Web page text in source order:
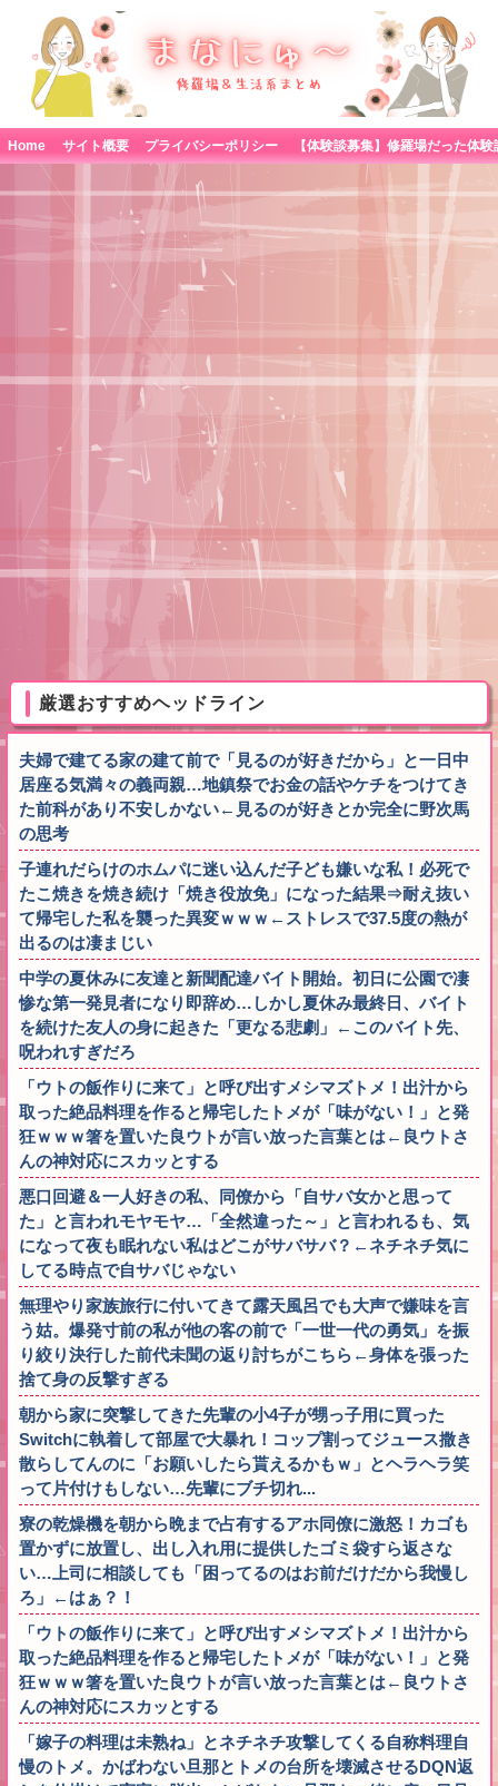
Home サイト概要 プライバシーポリシー
厳選おすすめヘッドライン
夫婦で建てる家の建て前で「見るのが好きだから」と一日中
居座る気満々の義両親…地鎮祭でお金の話やケチをつけてき
た前科があり不安しかない←見るのが好きとか完全に野次馬
の思考
子連れだらけのホムパに迷い込んだ子ども嫌いな私！必死で
たこ焼きを焼き続け「焼き役放免」になった結果⇒耐え抜い
て帰宅した私を襲った異変ｗｗｗ←ストレスで37.5度の熱が
出るのは凄まじい
中学の夏休みに友達と新聞配達バイト開始。初日に公園で凄
惨な第一発見者になり即辞め…しかし夏休み最終日、バイト
を続けた友人の身に起きた「更なる悲劇」←このバイト先、
呪われすぎだろ
「ウトの飯作りに来て」と呼び出すメシマズトメ！出汁から
取った絶品料理を作ると帰宅したトメが「味がない！」と発
狂ｗｗｗ箸を置いた良ウトが言い放った言葉とは←良ウトさ
んの神対応にスカッとする
悪口回避＆一人好きの私、同僚から「自サバ女かと思って
た」と言われモヤモヤ…「全然違った～」と言われるも、気
になって夜も眠れない私はどこがサバサバ？←ネチネチ気に
してる時点で自サバじゃない
無理やり家族旅行に付いてきて露天風呂でも大声で嫌味を言
う姑。爆発寸前の私が他の客の前で「一世一代の勇気」を振
り絞り決行した前代未聞の返り討ちがこちら←身体を張った
捨て身の反撃すぎる
朝から家に突撃してきた先輩の小4子が甥っ子用に買った
Switchに執着して部屋で大暴れ！コップ割ってジュース撒き
散らしてんのに「お願いしたら貰えるかもｗ」とヘラヘラ笑
って片付けもしない…先輩にブチ切れ...
寮の乾燥機を朝から晩まで占有するアホ同僚に激怒！カゴも
置かずに放置し、出し入れ用に提供したゴミ袋すら返さな
い…上司に相談しても「困ってるのはお前だけだから我慢し
ろ」←はぁ？！
「ウトの飯作りに来て」と呼び出すメシマズトメ！出汁から
取った絶品料理を作ると帰宅したトメが「味がない！」と発
狂ｗｗｗ箸を置いた良ウトが言い放った言葉とは←良ウトさ
んの神対応にスカッとする
「嫁子の料理は未熟ね」とネチネチ攻撃してくる自称料理自
慢のトメ。かばわない旦那とトメの台所を壊滅させるDQN返